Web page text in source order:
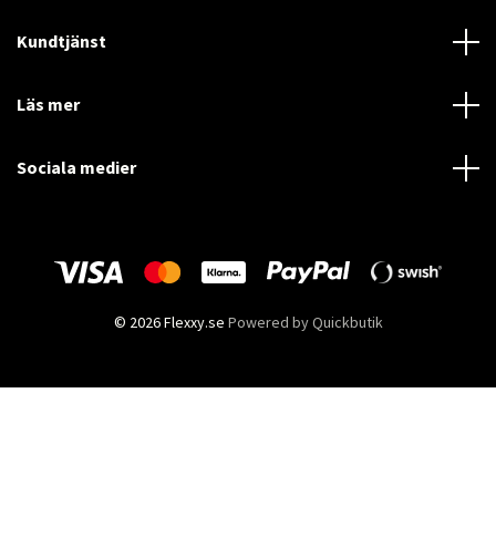
Kundtjänst
Läs mer
Sociala medier
© 2026 Flexxy.se Powered by Quickbutik